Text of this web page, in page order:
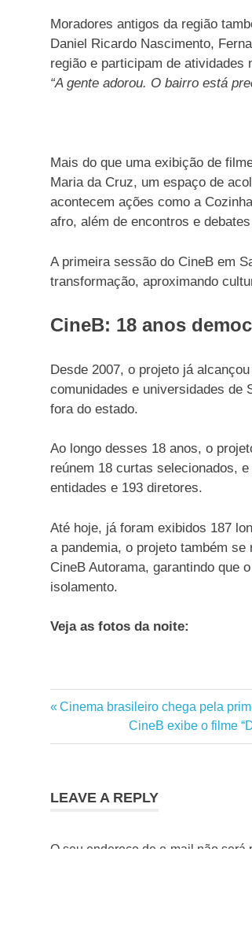
Moradores antigos da região
Daniel Ricardo Nascimento,
região e participam de atividades
“A gente adorou. O bairro está
Mais do que uma exibição de
Maria da Cruz, um espaço de
acontecem ações como a
afro, além de encontros e
A primeira sessão do CineB em
transformação, aproximando
CineB: 18 anos
Desde 2007, o projeto já
comunidades e universidades de
fora do estado.
Ao longo desses 18 anos, o
reúnem 18 curtas selecionados,
entidades e 193 diretores.
Até hoje, já foram exibidos 187
a pandemia, o projeto também
CineB Autorama, garantindo que
isolamento.
Veja as fotos da noite:
Brazucah
Paulo
Navegação
de
Previous
Cinema brasileiro chega pela
Next
Post:
CineB exibe o filme
LEAVE A REPLY
O seu endereço de e-mail não será